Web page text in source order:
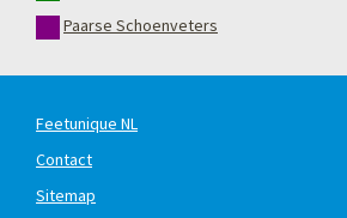
Paarse Schoenveters
Feetunique NL
Contact
Sitemap